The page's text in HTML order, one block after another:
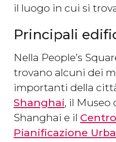
il luogo in cui si
Principali
Nella People’s
trovano alcuni dei
importanti della
Shanghai, il Museo
Shanghai e il
Pianificazione